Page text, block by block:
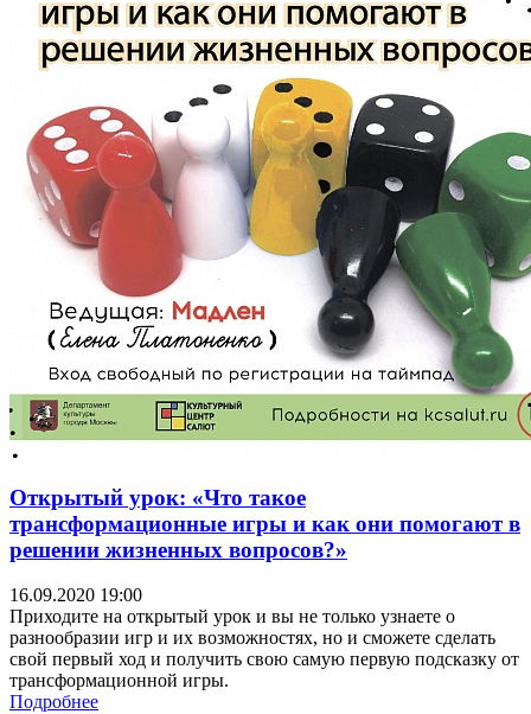
Открытый урок: «Что такое
трансформационные игры и как они помогают в
решении жизненных вопросов?»
16.09.2020 19:00
Приходите на открытый урок и вы не только узнаете о
разнообразии игр и их возможностях, но и сможете сделать
свой первый ход и получить свою самую первую подсказку от
трансформационной игры.
Подробнее